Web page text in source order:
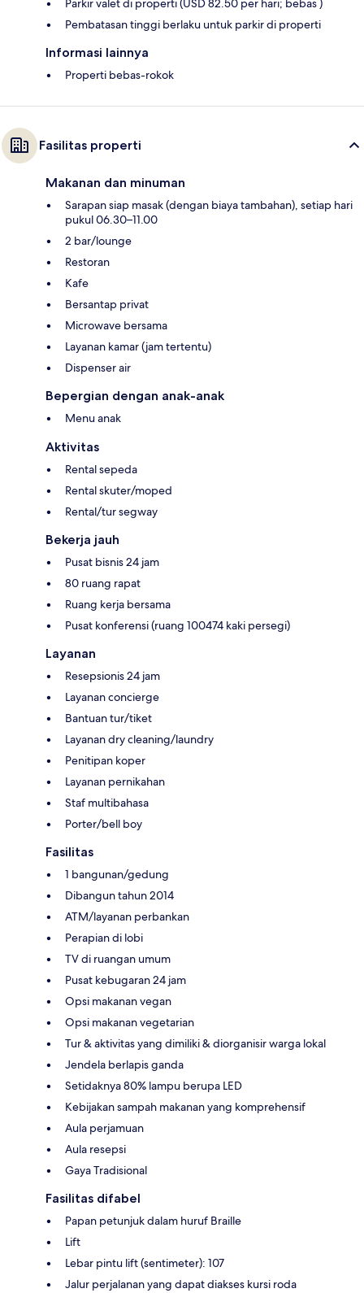
Parkir valet di properti (USD 82.50 per hari; bebas )
Pembatasan tinggi berlaku untuk parkir di properti
Informasi lainnya
Properti bebas-rokok
Fasilitas properti
Makanan dan minuman
Sarapan siap masak (dengan biaya tambahan), setiap hari
pukul 06.30–11.00
2 bar/lounge
Restoran
Kafe
Bersantap privat
Microwave bersama
Layanan kamar (jam tertentu)
Dispenser air
Bepergian dengan anak-anak
Menu anak
Aktivitas
Rental sepeda
Rental skuter/moped
Rental/tur segway
Bekerja jauh
Pusat bisnis 24 jam
80 ruang rapat
Ruang kerja bersama
Pusat konferensi (ruang 100474 kaki persegi)
Layanan
Resepsionis 24 jam
Layanan concierge
Bantuan tur/tiket
Layanan dry cleaning/laundry
Penitipan koper
Layanan pernikahan
Staf multibahasa
Porter/bell boy
Fasilitas
1 bangunan/gedung
Dibangun tahun 2014
ATM/layanan perbankan
Perapian di lobi
TV di ruangan umum
Pusat kebugaran 24 jam
Opsi makanan vegan
Opsi makanan vegetarian
Tur & aktivitas yang dimiliki & diorganisir warga lokal
Jendela berlapis ganda
Setidaknya 80% lampu berupa LED
Kebijakan sampah makanan yang komprehensif
Aula perjamuan
Aula resepsi
Gaya Tradisional
Fasilitas difabel
Papan petunjuk dalam huruf Braille
Lift
Lebar pintu lift (sentimeter): 107
Jalur perjalanan yang dapat diakses kursi roda